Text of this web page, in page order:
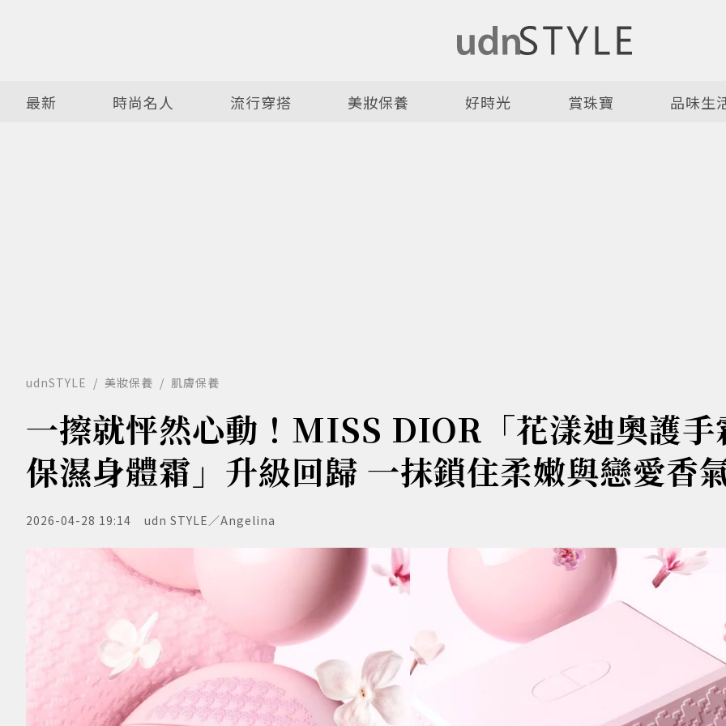
最新 時尚名人 流行穿搭 美妝保養 好時光 賞珠寶 品味生
udnSTYLE 美妝保養 肌膚保養
一擦就怦然心動！MISS DIOR「花漾迪奧護手
保濕身體霜」升級回歸 一抹鎖住柔嫩與戀愛香
2026-04-28 19:14 udn STYLE／Angelina